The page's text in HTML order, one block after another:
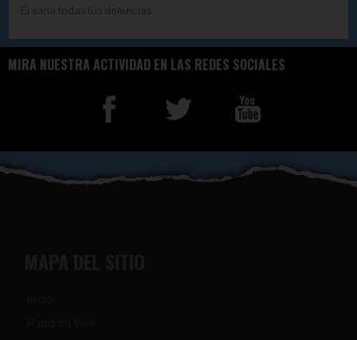
Él sana todas tus dolencias
MIRA NUESTRA ACTIVIDAD EN LAS REDES SOCIALES